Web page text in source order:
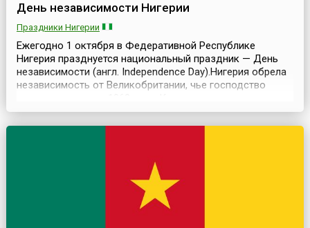
День независимости Нигерии
Праздники Нигерии
Ежегодно 1 октября в Федеративной Республике
Нигерия празднуется национальный праздник — День
независимости (англ. Independence Day).Нигерия обрела
независимость от Великобритании, чье господство
провозглашения независимости 1 октября 1960 года
Нигерия представляла собой федерацию, состоявшую